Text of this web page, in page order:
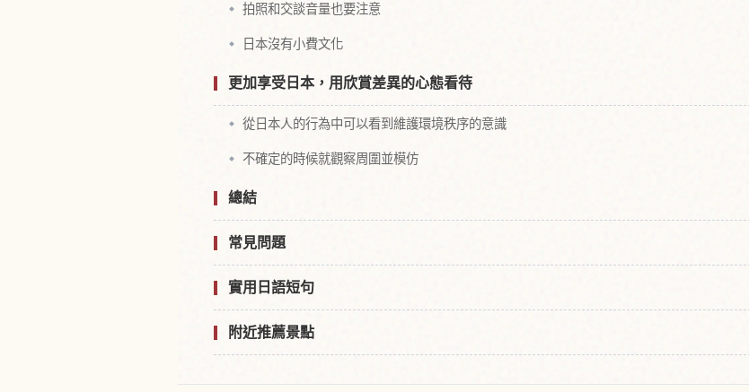
拍照和交談音量也要注意
日本沒有小費文化
更加享受日本，用欣賞差異的心態看待
從日本人的行為中可以看到維護環境秩序的意識
不確定的時候就觀察周圍並模仿
總結
常見問題
實用日語短句
附近推薦景點